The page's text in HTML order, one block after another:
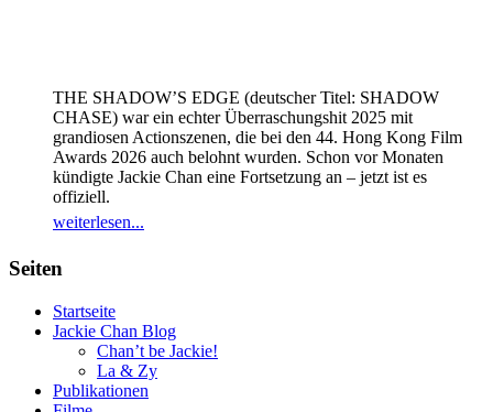
THE SHADOW’S EDGE (deutscher Titel: SHADOW
CHASE) war ein echter Überraschungshit 2025 mit
grandiosen Actionszenen, die bei den 44. Hong Kong Film
Awards 2026 auch belohnt wurden. Schon vor Monaten
kündigte Jackie Chan eine Fortsetzung an – jetzt ist es
offiziell.
weiterlesen...
Seiten
Startseite
Jackie Chan Blog
Chan’t be Jackie!
La & Zy
Publikationen